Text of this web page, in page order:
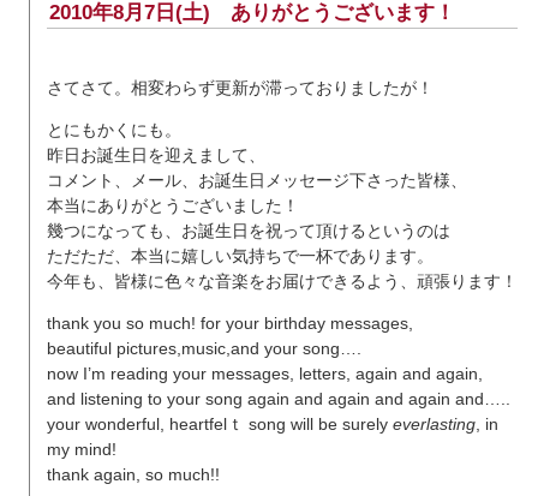
2010年8月7日(土) ありがとうございます！
さてさて。相変わらず更新が滞っておりましたが！
とにもかくにも。
昨日お誕生日を迎えまして、
コメント、メール、お誕生日メッセージ下さった皆様、
本当にありがとうございました！
幾つになっても、お誕生日を祝って頂けるというのは
ただただ、本当に嬉しい気持ちで一杯であります。
今年も、皆様に色々な音楽をお届けできるよう、頑張ります！
thank you so much! for your birthday messages,
beautiful pictures,music,and your song….
now I’m reading your messages, letters, again and again,
and listening to your song again and again and again and…..
your wonderful, heartfelｔ song will be surely everlasting , in
my mind!
thank again, so much!!